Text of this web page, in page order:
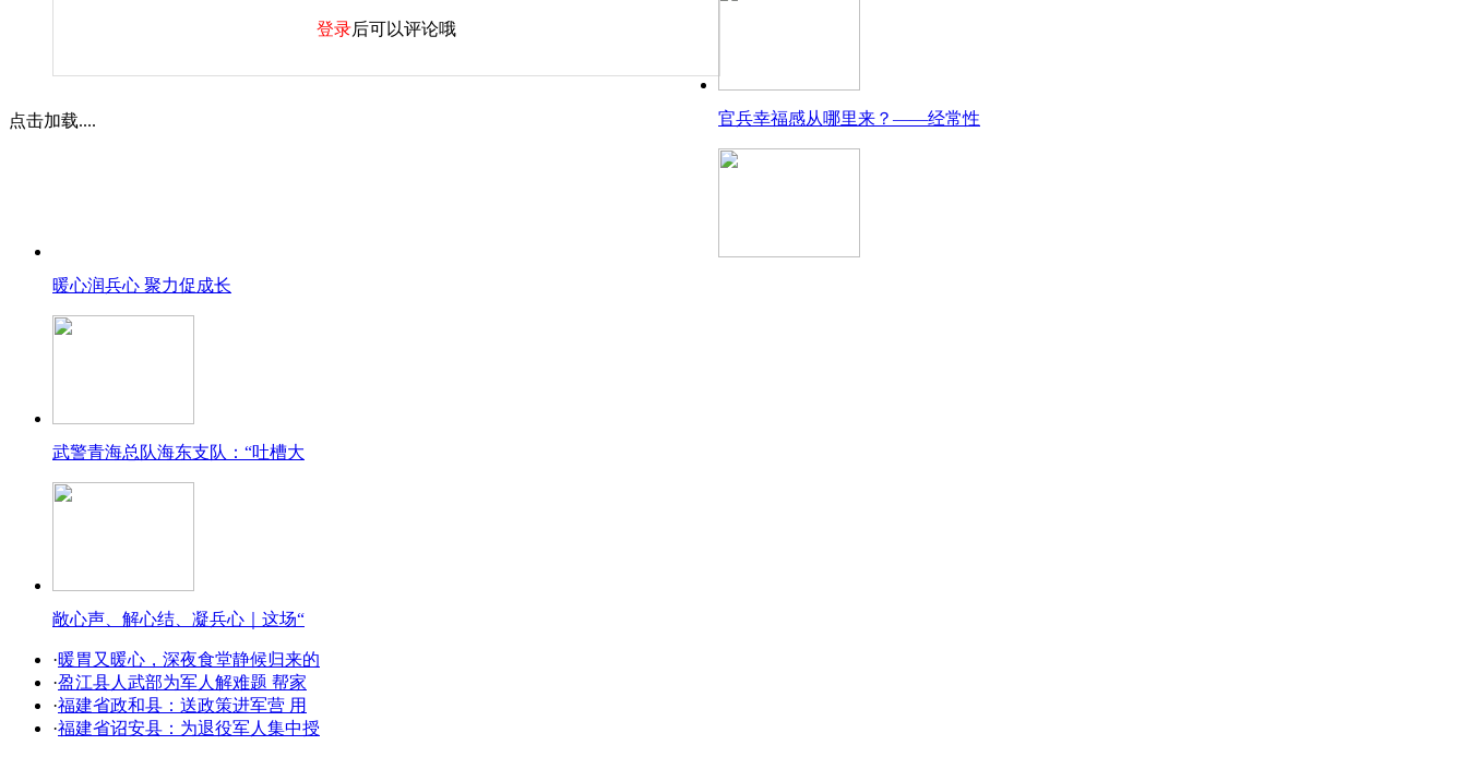
登录后可以评论哦
点击加载.... 官兵幸福感从哪里来？——经常性
暖心润兵心 聚力促成长
武警青海总队海东支队：“吐槽大
敞心声、解心结、凝兵心｜这场“
·暖胃又暖心，深夜食堂静候归来的
·盈江县人武部为军人解难题 帮家
·福建省政和县：送政策进军营 用
·福建省诏安县：为退役军人集中授